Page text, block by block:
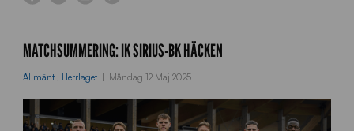
MATCHSUMMERING: IK SIRIUS-BK HÄCKEN
Allmänt , Herrlaget Måndag 12 Maj 2025